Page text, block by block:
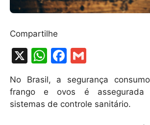
Compartilhe
X
W
h
at
s
F
c
e
ai
l
No Brasil, a segurança
frango e ovos é assegurada
sistemas de controle sanitário.